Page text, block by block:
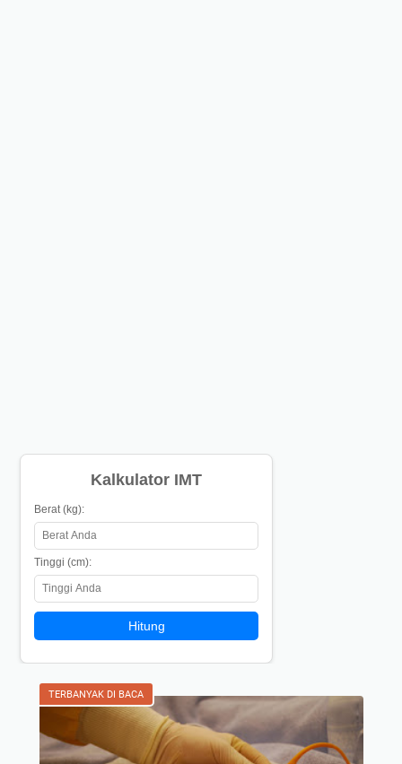
Kalkulator IMT
Berat (kg):
Tinggi (cm):
Hitung
TERBANYAK DI BACA